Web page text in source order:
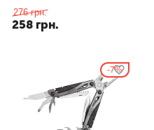
276 грн.
258 грн.
7%